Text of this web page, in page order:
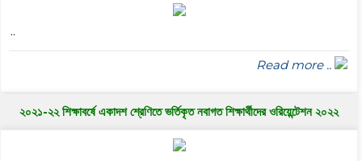
..
Read more ..
২০২১-২২ শিক্ষাবর্ষে একাদশ শ্রেণিতে ভর্তিকৃত নবাগত শিক্ষার্থীদের ওরিয়েন্টেশন ২০২২